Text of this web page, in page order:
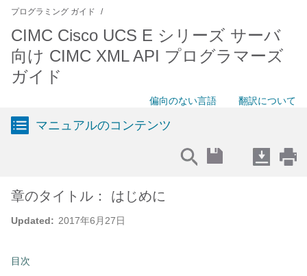
プログラミング ガイド
CIMC Cisco UCS E シリーズ サーバ
向け CIMC XML API プログラマーズ
ガイド
偏向のない言語 翻訳について
マニュアルのコンテンツ
Updated: 2017年6月27日
章のタイトル： はじめに
目次